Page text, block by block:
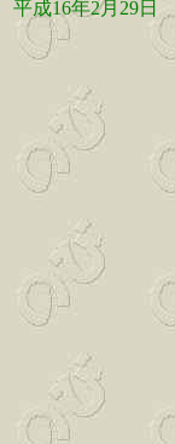
平成16年2月29日